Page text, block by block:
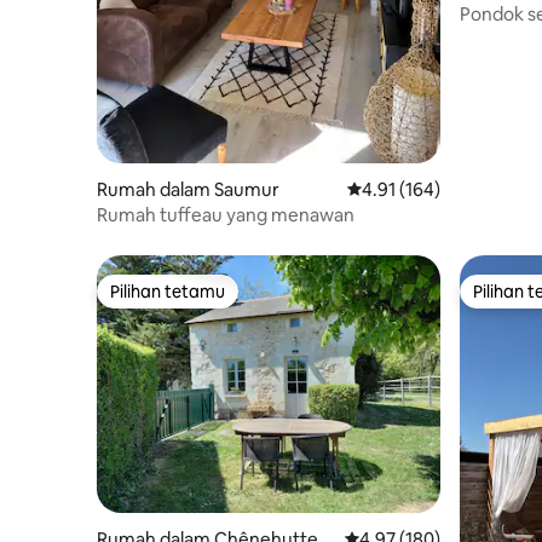
Rumah dalam Saumur Penarafan purata 4.91
4.91 (164)
Rumah tuffeau yang menawan
Doué
Pondok
Pilihan tetamu
Pilihan tetamu Pilihan
Pilihan